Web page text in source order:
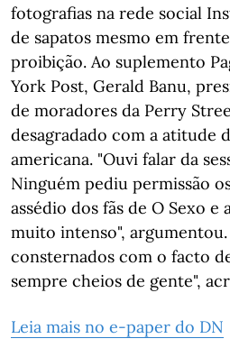
fotografias na rede social
de sapatos mesmo em
proibição. Ao suplemento
York Post, Gerald Banu,
de moradores da Perry
desagradado com a atitude
americana. "Ouvi falar da
Ninguém pediu permissão
assédio dos fãs de O Sexo e
muito intenso",
consternados com o facto
sempre cheios de gente",
Leia mais no e-paper do DN